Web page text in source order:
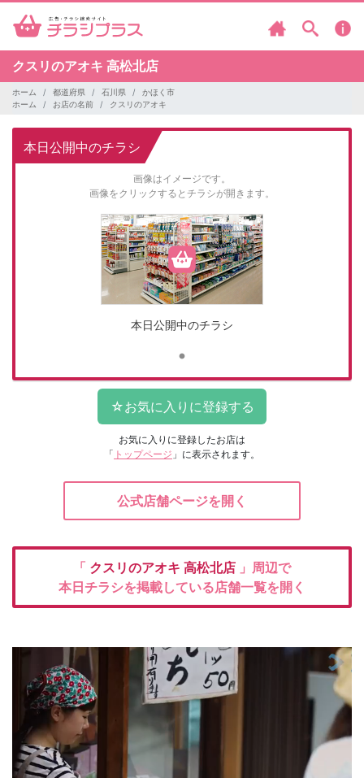
クスリのアオキ 高松北店
ホーム 都道府県 石川県
かほく市
ホーム
お店の名前 クスリのアオキ
本日公開中のチラシ
画像はイメージです。
画像をクリックするとチラシが開きます。
本日公開中のチラシ
お気に入りに登録したお店は
「 トップページ 」に表示されます。
公式店舗ページを開く
「 クスリのアオキ 高松北店 」周辺で
本日チラシを掲載している店舗一覧を開く